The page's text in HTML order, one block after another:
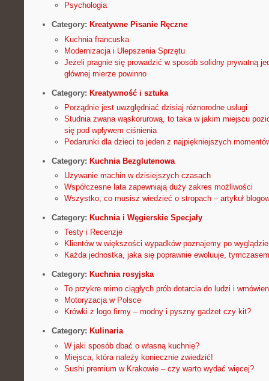
Psychologia
Category: Kreatywne Pisanie Ręczne
Kuchnia francuska
Modernizacja i Ulepszenia Sprzętu
Jeżeli pragnie się prowadzić w sposób solidny prywatną
głównej mierze powinno
Category: Kreatywność i sztuka
Porządnie jest uwzględniać dzisiaj różnorodne usługi
Studnia zwana wąskorurową, to taka w jakim miejscu
się pod wpływem ciśnienia
Podarunki dla dzieci to jeden z najpiękniejszych
Category: Kuchnia Bezglutenowa
Używanie machin w dzisiejszych czasach
Współczesne lata zapewniają duży zakres możliwości
Wszystko, co musisz wiedzieć o stropach – artykuł
Category: Kuchnia i Węgierskie Specjały
Testy i Recenzje
Klientów w większości wypadków poznajemy po wyglądzie
Każda jednostka, jaka się poprawnie ewoluuje, tymczasem
Category: Kuchnia rosyjska
To przykre mimo ciągłych prób dotarcia do ludzi i
Motoryzacja w Polsce
Krówki z logo firmy – modny i pyszny gadżet czy kit?
Category: Kulinaria
W jaki sposób dbać o własną kuchnię?
Miejsca, która należy koniecznie zwiedzić!
Sushi premium w Krakowie – czy warto wydać więcej?